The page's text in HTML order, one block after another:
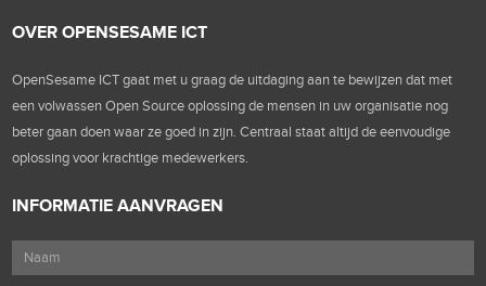
OVER OPENSESAME ICT
OpenSesame ICT gaat met u graag de uitdaging aan te bewijzen dat met
een volwassen Open Source oplossing de mensen in uw organisatie nog
beter gaan doen waar ze goed in zijn. Centraal staat altijd de eenvoudige
oplossing voor krachtige medewerkers.
INFORMATIE AANVRAGEN